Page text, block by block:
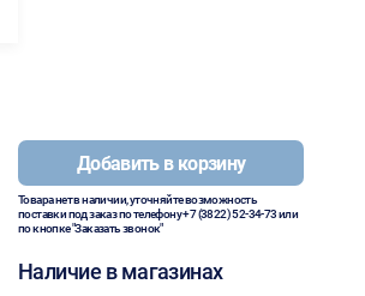
Добавить в корзину
Товара нет в наличии, уточняйте возможность
поставки под заказ по телефону+7 (3822) 52-34-73или
по кнопке "Заказать звонок"
Наличие в магазинах